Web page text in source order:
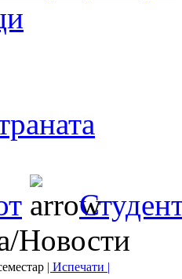
Новости
| Испечати |